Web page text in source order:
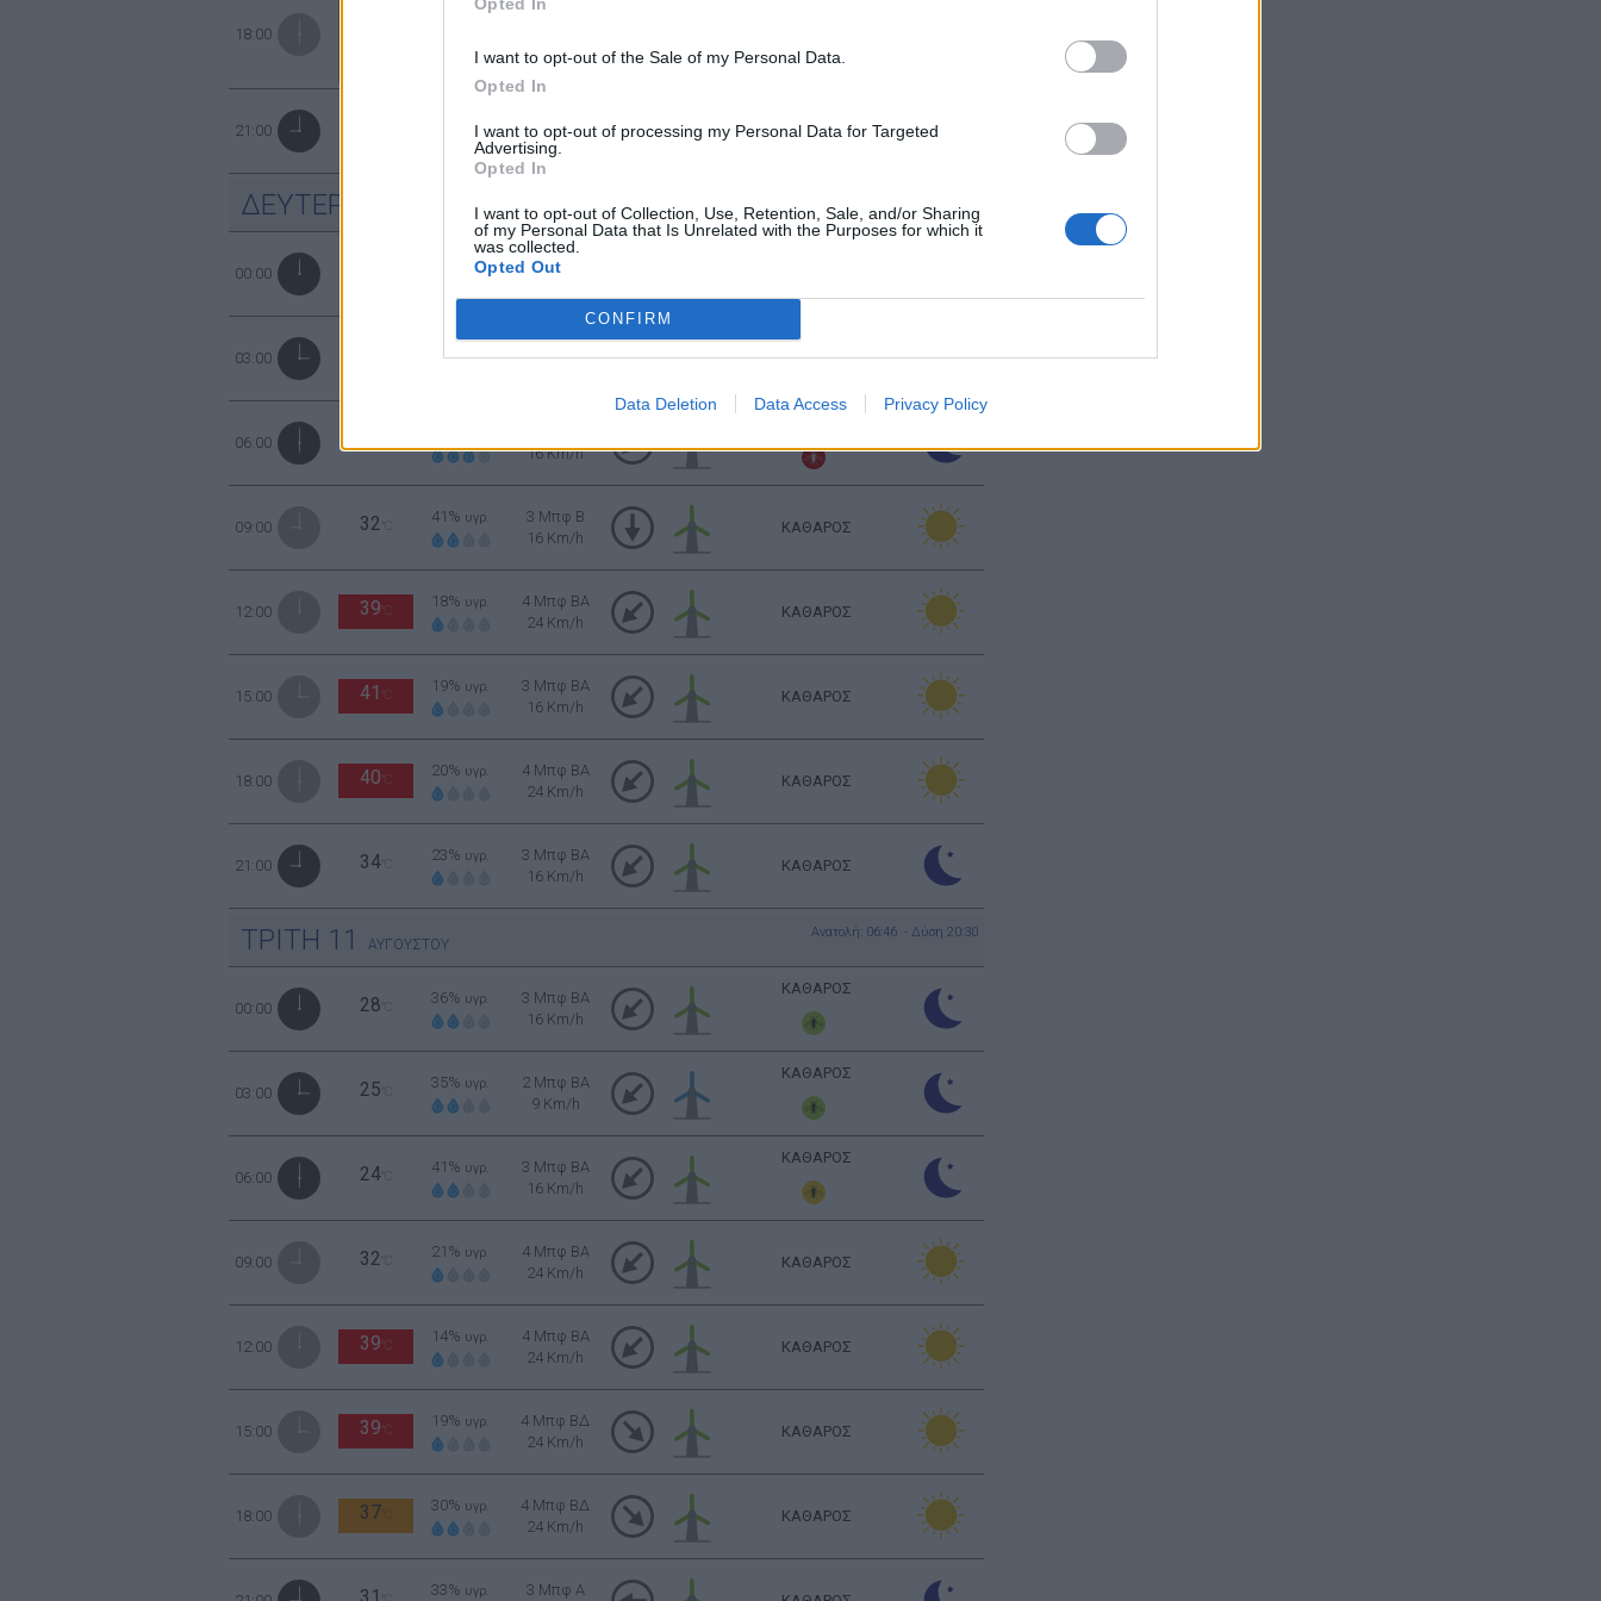
I want to opt-out of the Sale of my Personal Data.
Opted In
I want to opt-out of processing my Personal Data for Targeted
Advertising.
Opted In
I want to opt-out of Collection, Use, Retention, Sale, and/or Sharing
of my Personal Data that Is Unrelated with the Purposes for which it
was collected.
Opted Out
CONFIRM
Data Deletion Data Access Privacy Policy
18:00
21:00
9 Km/h
ΔΕΥΤΕΡΑ ΑΥΓΟΥΣΤΟΥ
00:00
υγρ.
3 Μπφ BA
03:00
ΚΑΘΑΡΟΣ
06:00
16 Km/h
09:00 32 41% υγρ.
3 Μπφ B
16 Km/h
ΚΑΘΑΡΟΣ
12:00 39 °C
18% υγρ.
4 Μπφ BA
24 Km/h
ΚΑΘΑΡΟΣ
15:00 41 °C
19% υγρ.
3 Μπφ BA
16 Km/h
ΚΑΘΑΡΟΣ
18:00 40 °C
20% υγρ.
4 Μπφ BA
24 Km/h
ΚΑΘΑΡΟΣ
21:00 34°C
23% υγρ.
3 Μπφ BA
16 Km/h
ΚΑΘΑΡΟΣ
ΤΡΙΤΗ 11 ΑΥΓΟΥΣΤΟΥ
Ανατολή: 06:46 - Δύση 20:30
00:00 28 36% υγρ.
3 Μπφ BA
16 Km/h
ΚΑΘΑΡΟΣ
03:00 25 35% υγρ.
2 Μπφ BA
9 Km/h
ΚΑΘΑΡΟΣ
06:00 24°C
41% υγρ.
3 Μπφ BA
16 Km/h
ΚΑΘΑΡΟΣ
09:00 32 21% υγρ.
4 Μπφ BA
24 Km/h
ΚΑΘΑΡΟΣ
12:00 39 °C
14% υγρ.
4 Μπφ BA
24 Km/h
ΚΑΘΑΡΟΣ
15:00 39 °C
19% υγρ.
4 Μπφ ΒΔ
24 Km/h
ΚΑΘΑΡΟΣ
18:00 37 30% υγρ.
4 Μπφ ΒΔ
24 Km/h
ΚΑΘΑΡΟΣ
33% υγρ. 3 Μπφ Α